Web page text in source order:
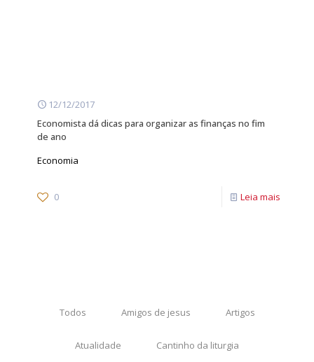
12/12/2017
Economista dá dicas para organizar as finanças no fim
de ano
Economia
0 Leia mais
Todos Amigos de jesus Artigos
Atualidade Cantinho da liturgia